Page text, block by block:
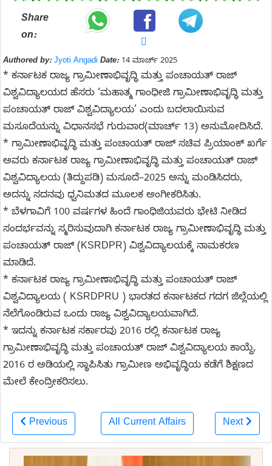
Share
on:
Authored by: Jyoti Angadi Date:14 ಮಾರ್ಚ್ 2025
* ಕರ್ನಾಟಕ ರಾಜ್ಯ ಗ್ರಾಮೀಣಾಭಿವೃದ್ಧಿ ಮತ್ತು ಪಂಚಾಯತ್‌ ರಾಜ್‌
ವಿಶ್ವವಿದ್ಯಾಲಯದ ಹೆಸರು ‘ಮಹಾತ್ಮ ಗಾಂಧೀಜಿ ಗ್ರಾಮೀಣಾಭಿವೃದ್ಧಿ ಮತ್ತು
ಪಂಚಾಯತ್‌ ರಾಜ್‌ ವಿಶ್ವವಿದ್ಯಾಲಯ’ ಎಂದು ಬದಲಾಯಿಸುವ
ಮಸೂದೆಯನ್ನು ವಿಧಾನಸಭೆ ಗುರುವಾರ(ಮಾರ್ಚ್ 13) ಅನುಮೋದಿಸಿದೆ.
* ಗ್ರಾಮೀಣಾಭಿವೃದ್ಧಿ ಮತ್ತು ಪಂಚಾಯತ್ ರಾಜ್‌ ಸಚಿವ ಪ್ರಿಯಾಂಕ್ ಖರ್ಗೆ
ಅವರು ಕರ್ನಾಟಕ ರಾಜ್ಯ ಗ್ರಾಮೀಣಾಭಿವೃದ್ಧಿ ಮತ್ತು ಪಂಚಾಯತ್‌ ರಾಜ್‌
ವಿಶ್ವವಿದ್ಯಾಲಯ (ತಿದ್ದುಪಡಿ) ಮಸೂದೆ–2025 ಅನ್ನು ಮಂಡಿಸಿದರು,
ಅದನ್ನು ಸದನವು ಧ್ವನಿಮತದ ಮೂಲಕ ಅಂಗೀಕರಿಸಿತು.
* ಬೆಳಗಾವಿಗೆ 100 ವರ್ಷಗಳ ಹಿಂದೆ ಗಾಂಧಿಜಿಯವರು ಭೇಟಿ ನೀಡಿದ
ಸಂದರ್ಭವನ್ನು ಸ್ಮರಿಸುವುದಾಗಿ ಕರ್ನಾಟಕ ರಾಜ್ಯ ಗ್ರಾಮೀಣಾಭಿವೃದ್ಧಿ ಮತ್ತು
ಪಂಚಾಯತ್ ರಾಜ್ (KSRDPR) ವಿಶ್ವವಿದ್ಯಾಲಯಕ್ಕೆ ನಾಮಕರಣ
ಮಾಡಿದೆ.
* ಕರ್ನಾಟಕ ರಾಜ್ಯ ಗ್ರಾಮೀಣಾಭಿವೃದ್ಧಿ ಮತ್ತು ಪಂಚಾಯತ್ ರಾಜ್
ವಿಶ್ವವಿದ್ಯಾಲಯ ( KSRDPRU ) ಭಾರತದ ಕರ್ನಾಟಕದ ಗದಗ ಜಿಲ್ಲೆಯಲ್ಲಿ
ನೆಲೆಗೊಂಡಿರುವ ಒಂದು ರಾಜ್ಯ ವಿಶ್ವವಿದ್ಯಾಲಯವಾಗಿದೆ.
* ಇದನ್ನು ಕರ್ನಾಟಕ ಸರ್ಕಾರವು 2016 ರಲ್ಲಿ ಕರ್ನಾಟಕ ರಾಜ್ಯ
ಗ್ರಾಮೀಣಾಭಿವೃದ್ಧಿ ಮತ್ತು ಪಂಚಾಯತ್ ರಾಜ್ ವಿಶ್ವವಿದ್ಯಾಲಯ ಕಾಯ್ದೆ,
2016 ರ ಅಡಿಯಲ್ಲಿ ಸ್ಥಾಪಿಸಿತು ಗ್ರಾಮೀಣ ಅಭಿವೃದ್ಧಿಯ ಕಡೆಗೆ ಶಿಕ್ಷಣದ
ಮೇಲೆ ಕೇಂದ್ರೀಕರಿಸಲು.
Previous All Current Affairs Next